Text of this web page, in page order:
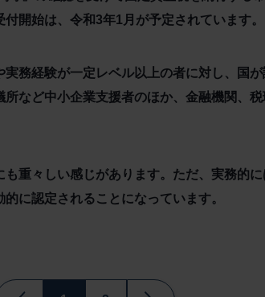
開始は、令和3年1月が予定されています。
務経験が一定レベル以上の者に対し、国
など中小企業支援者のほか、金融機関、
重々しい感じがあります。ただ、実務的
に認定されることになっています。